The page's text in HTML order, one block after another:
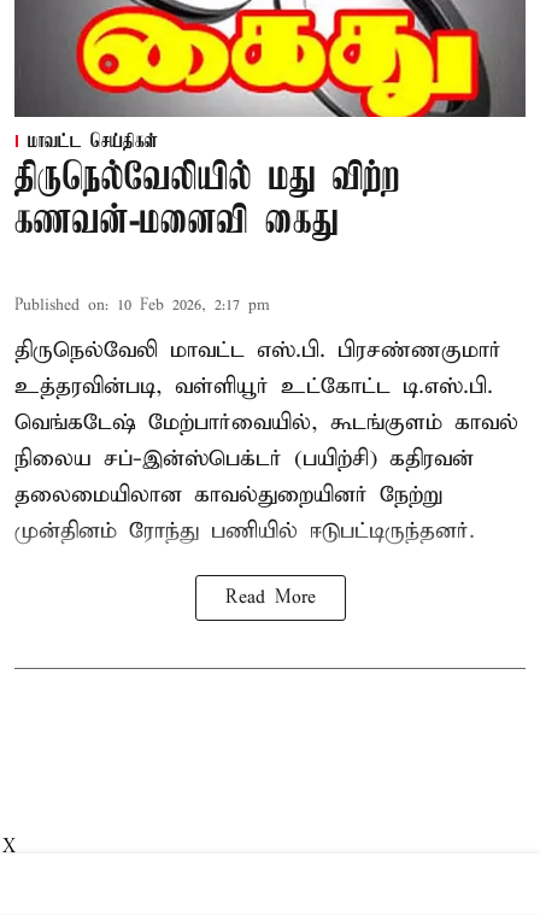
மாவட்ட செய்திகள்
திருநெல்வேலியில் மது விற்ற
கணவன்-மனைவி கைது
Published on: 10 Feb 2026, 2:17 pm
திருநெல்வேலி மாவட்ட எஸ்.பி. பிரசண்ணகுமார்
உத்தரவின்படி, வள்ளியூர் உட்கோட்ட டி.எஸ்.பி.
வெங்கடேஷ் மேற்பார்வையில், கூடங்குளம் காவல்
நிலைய சப்-இன்ஸ்பெக்டர் (பயிற்சி) கதிரவன்
தலைமையிலான காவல்துறையினர் நேற்று
முன்தினம் ரோந்து பணியில் ஈடுபட்டிருந்தனர்.
Read More
X